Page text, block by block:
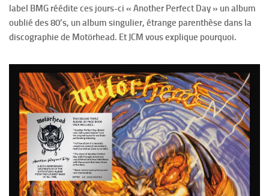
label BMG réédite ces jours-ci « Another Perfect Day » un album
oublié des 80’s, un album singulier, étrange parenthèse dans la
discographie de Motörhead. Et JCM vous explique pourquoi.